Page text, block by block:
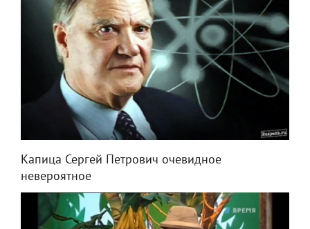
Капица Сергей Петрович очевидное
невероятное